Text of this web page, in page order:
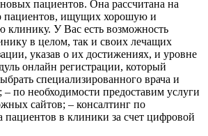
пациентов. Она рассчитана на
пациентов, ищущих хорошую и
клинику. У Вас есть возможность
в целом, так и своих лечащих
указав о их достижениях, и уровне
онлайн регистрации, который
специализированного врача и
– по необходимости предоставим услуги
сайтов; – консалтинг по
в клиники за счет цифровой